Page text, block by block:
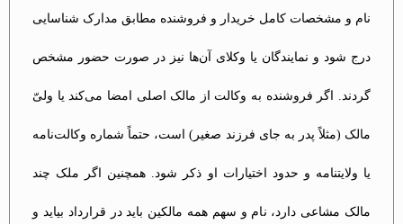
نام و مشخصات کامل خریدار و فروشنده مطابق مدارک شناسایی
درج شود و نمایندگان یا وکلای آن‌ها نیز در صورت حضور مشخص
گردند. اگر فروشنده به وکالت از مالک اصلی امضا می‌کند یا ولیّ
مالک (مثلاً پدر به جای فرزند صغیر) است، حتماً شماره وکالت‌نامه
یا ولایتنامه و حدود اختیارات او ذکر شود. همچنین اگر ملک چند
مالک مشاعی دارد، نام و سهم همه مالکین باید در قرارداد بیاید و